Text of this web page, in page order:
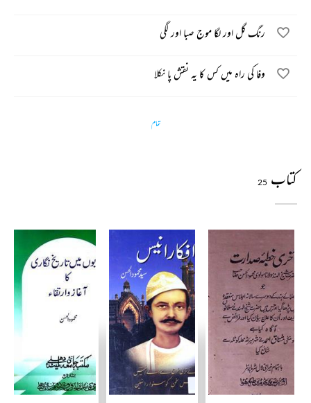
رنگ گل اور لگا موج صبا اور لگی
وفا کی راہ میں کس کا یہ نقش پا نکلا
تمام
کتاب 25